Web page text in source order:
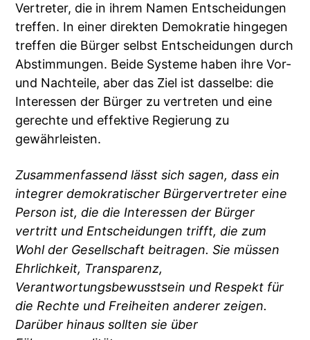
Vertreter, die in ihrem Namen Entscheidungen
treffen. In einer direkten Demokratie hingegen
treffen die Bürger selbst Entscheidungen durch
Abstimmungen. Beide Systeme haben ihre Vor-
und Nachteile, aber das Ziel ist dasselbe: die
Interessen der Bürger zu vertreten und eine
gerechte und effektive Regierung zu
gewährleisten.
Zusammenfassend lässt sich sagen, dass ein
integrer demokratischer Bürgervertreter eine
Person ist, die die Interessen der Bürger
vertritt und Entscheidungen trifft, die zum
Wohl der Gesellschaft beitragen. Sie müssen
Ehrlichkeit, Transparenz,
Verantwortungsbewusstsein und Respekt für
die Rechte und Freiheiten anderer zeigen.
Darüber hinaus sollten sie über